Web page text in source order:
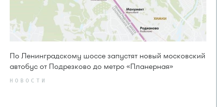
По Ленинградскому шоссе запустят новый московский
автобус от Подрезково до метро «Планерная»
НОВОСТИ